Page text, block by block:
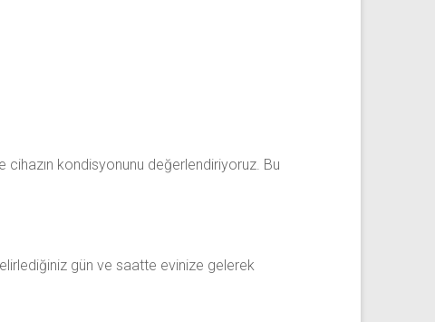
cihazın kondisyonunu değerlendiriyoruz. Bu
gün ve saatte evinize gelerek